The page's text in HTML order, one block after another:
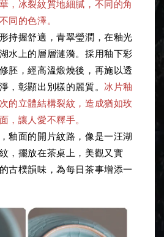
，冰裂紋質地細膩，不同的角
同的色澤。
持握舒適，青翠瑩潤，在釉光
水上的層層漣漪。採用釉下彩
胚，經高溫煅燒後，再施以透
，彰顯出別樣的麗質。 冰片釉
的立體結構裂紋，造成猶如玫
，讓人愛不釋手。
釉面的開片紋路，像是一汪湖
，擺放在茶桌上，美觀又實
古樸韻味，為每日茶事增添一